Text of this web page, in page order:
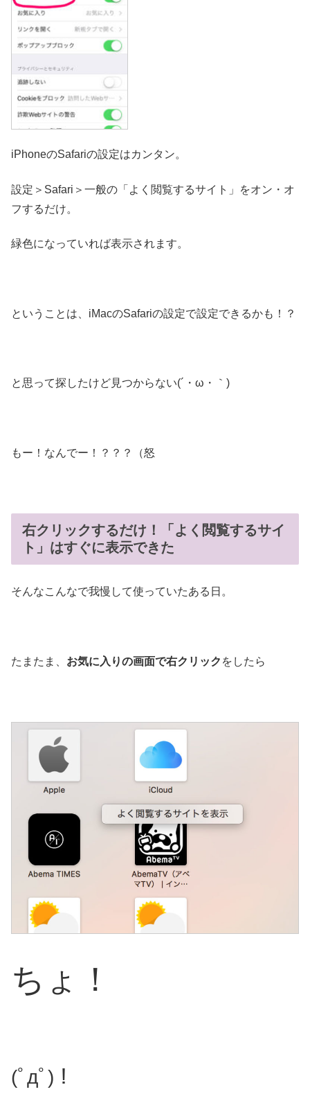
iPhoneのSafariの設定はカンタン。
設定＞Safari＞一般の「よく閲覧するサイト」をオン・オ
フするだけ。
緑色になっていれば表示されます。
ということは、iMacのSafariの設定で設定できるかも！？
と思って探したけど見つからない(´・ω・｀)
もー！なんでー！？？？（怒
右クリックするだけ！「よく閲覧するサイ
ト」はすぐに表示できた
そんなこんなで我慢して使っていたある日。
たまたま、 お気に入りの画面で右クリック をしたら
ちょ！
(ﾟдﾟ)！